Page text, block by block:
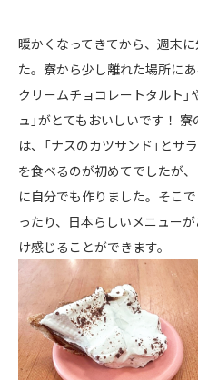
暖かくなってきてから、週末
た。寮から少し離れた場所に
クリームチョコレートタルト
ュ」がとてもおいしいです！
は、「ナスのカツサンド」と
を食べるのが初めてでしたが
に自分でも作りました。そこ
ったり、日本らしいメニュー
け感じることができます。